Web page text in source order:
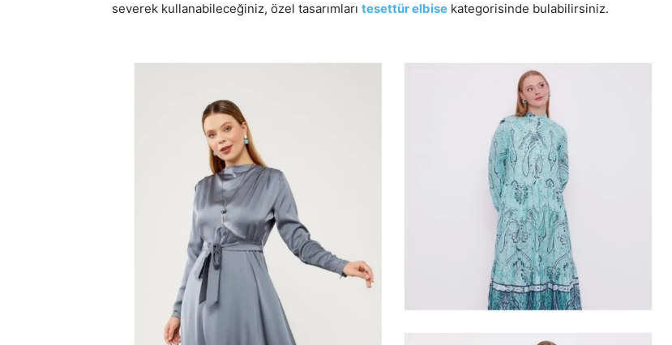
severek kullanabileceğiniz, özel tasarımları tesettür elbise kategorisinde bulabilirsiniz.